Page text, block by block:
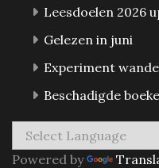
Leesdoelen 2026
Gelezen in juni
Experiment
Beschadigde
Powered by